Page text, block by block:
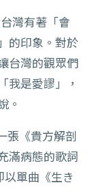
灣有著「會
的印象。 對於
台灣的觀眾們
我是愛謬」，
。
張《貴方解剖
滿病態的歌詞
以單曲《生き